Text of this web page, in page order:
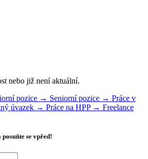
nebo již není aktuální.
pozice → Seniorní pozice → Práce v
úvazek → Práce na HPP → Freelance
se vpřed!